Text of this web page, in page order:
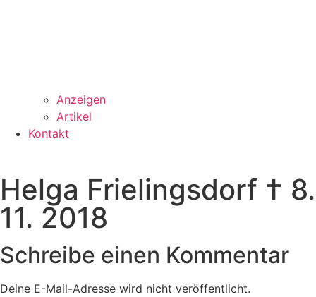
Anzeigen
Artikel
Kontakt
Helga Frielingsdorf † 8.
11. 2018
Schreibe einen Kommentar
Deine E-Mail-Adresse wird nicht veröffentlicht.